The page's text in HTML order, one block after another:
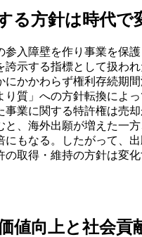
る方針は時代で
入障壁を作り事業を保
示する指標として扱わ
かかわらず権利存続期
質」への方針転換によ
業に関する特許権は売却
、海外出願が増えた一
もなる。したがって、
取得・維持の方針は変
値向上と社会貢